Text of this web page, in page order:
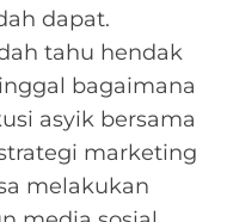
dapat.
tahu hendak
bagaimana
asyik bersama
marketing
melakukan